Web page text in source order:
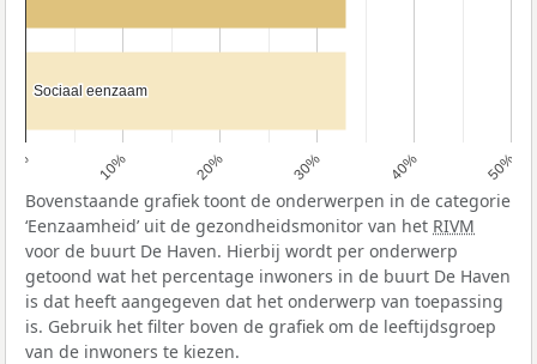
0% 10% 20% 30% 40% 50%
Sociaal eenzaam
Sociaal eenzaam
Bovenstaande grafiek toont de onderwerpen in de categorie
‘Eenzaamheid’ uit de gezondheidsmonitor van het RIVM
voor de buurt De Haven. Hierbij wordt per onderwerp
getoond wat het percentage inwoners in de buurt De Haven
is dat heeft aangegeven dat het onderwerp van toepassing
is. Gebruik het filter boven de grafiek om de leeftijdsgroep
van de inwoners te kiezen.